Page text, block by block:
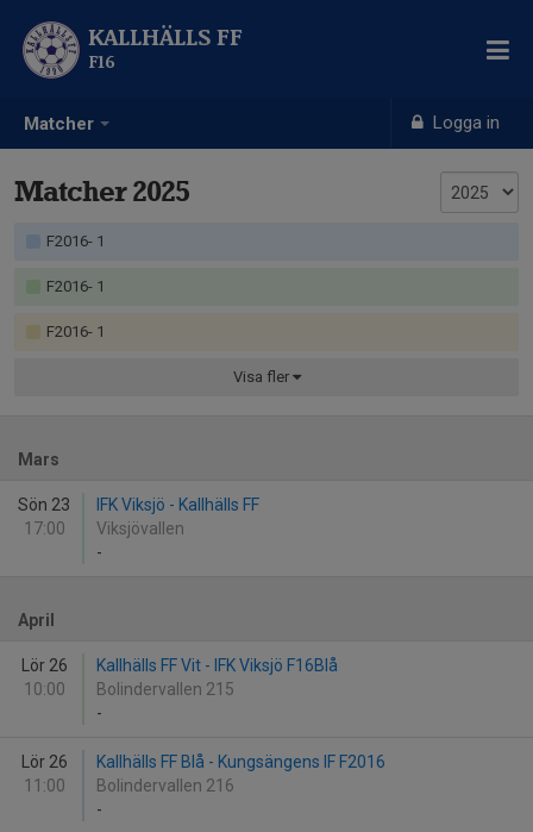
Matcher Logga in
KALLHÄLLS FF
F16
Matcher 2025
F2016- 1
F2016- 1
F2016- 1
Visa fler
Mars
Sön 23
17:00
IFK Viksjö - Kallhälls FF
Viksjövallen
-
April
Lör 26
10:00
Kallhälls FF Vit - IFK Viksjö F16Blå
Bolindervallen 215
-
Lör 26
11:00
Kallhälls FF Blå - Kungsängens IF F2016
Bolindervallen 216
-